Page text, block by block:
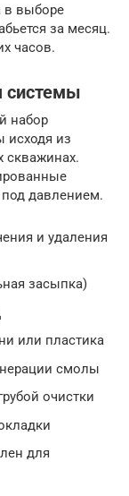
в выборе
за месяц.
часов.
системы
набор
исходя из
скважинах.
давлением.
и удаления
засыпка)
или пластика
смолы
очистки
для